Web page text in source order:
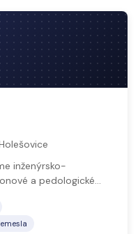
inženýrsko-
a pedologické…